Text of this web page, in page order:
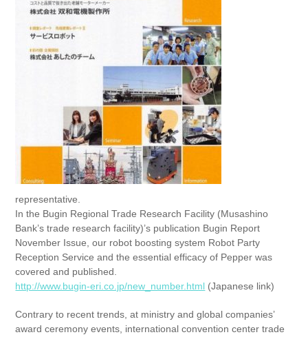
representative.
In the Bugin Regional Trade Research Facility (Musashino
Bank’s trade research facility)’s publication Bugin Report
November Issue, our robot boosting system Robot Party
Reception Service and the essential efficacy of Pepper was
covered and published.
http://www.bugin-eri.co.jp/new_number.html (Japanese link)
Contrary to recent trends, at ministry and global companies’
award ceremony events, international convention center trade